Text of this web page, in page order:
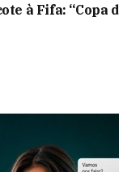
à Fifa: “Copa